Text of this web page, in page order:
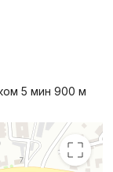
5 мин 900 м